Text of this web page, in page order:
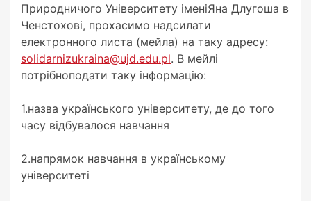
Природничого Університету іменіЯна Длугоша в
Ченстохові, прохасимо надсилати
електронного листа (мейла) на таку адресу:
solidarnizukraina@ujd.edu.pl. В мейлі
потрібноподати таку інформацію:
1.назва українського університету, де до того
часу відбувалося навчання
2.напрямок навчання в українському
університеті